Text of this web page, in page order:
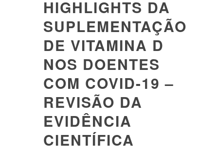
HIGHLIGHTS DA
SUPLEMENTAÇÃO
DE VITAMINA D
NOS DOENTES
COM COVID-19 –
REVISÃO DA
EVIDÊNCIA
CIENTÍFICA